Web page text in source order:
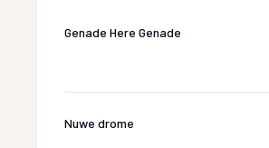
Genade Here Genade
Nuwe drome